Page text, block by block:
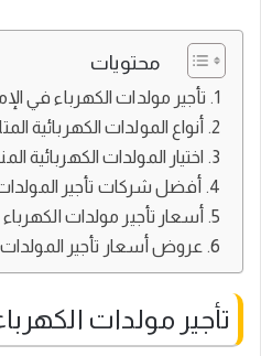
محتويات
تأجير مولدات الكهرباء في
أنواع المولدات الكهربائية
اختيار المولدات الكهربائية
أفضل شركات تأجير المولدات
أسعار تأجير مولدات
عروض أسعار تأجير
تأجير مولدات